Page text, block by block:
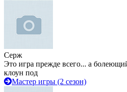
Серж
Это игра прежде всего... а
клоун под
Мастер игры (2 сезон)